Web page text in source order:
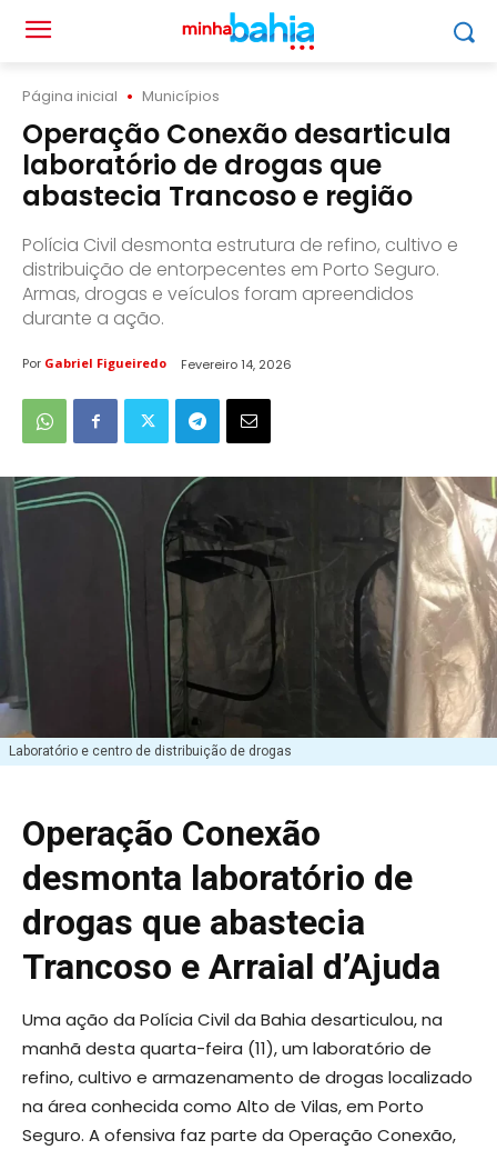
Página inicial Municípios
Operação Conexão desarticula
laboratório de drogas que
abastecia Trancoso e região
Polícia Civil desmonta estrutura de refino, cultivo e
distribuição de entorpecentes em Porto Seguro.
Armas, drogas e veículos foram apreendidos
durante a ação.
Por Gabriel Figueiredo Fevereiro 14, 2026
Laboratório e centro de distribuição de drogas
Operação Conexão
desmonta laboratório de
drogas que abastecia
Trancoso e Arraial d’Ajuda
Uma ação da Polícia Civil da Bahia desarticulou, na
manhã desta quarta-feira (11), um laboratório de
refino, cultivo e armazenamento de drogas localizado
na área conhecida como Alto de Vilas, em Porto
Seguro. A ofensiva faz parte da Operação Conexão,